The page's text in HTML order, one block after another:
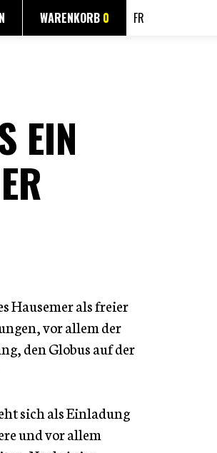
WARENKORB 0 FR
EIN
Hausemer als freier
vor allem der
den Globus auf der
sich als Einladung
und vor allem